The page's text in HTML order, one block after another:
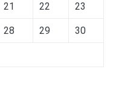
21 22 23
28 29 30